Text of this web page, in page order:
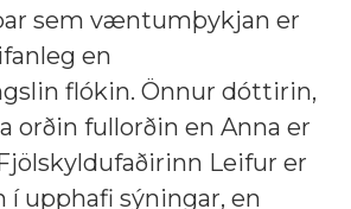
sem væntumþykjan er
en
flókin. Önnur dóttirin,
orðin fullorðin en Anna er
Leifur er
í upphafi sýningar, en